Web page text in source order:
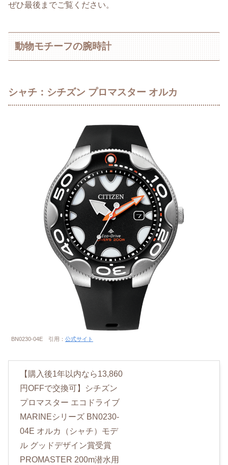
ぜひ最後までご覧ください。
動物モチーフの腕時計
シャチ：シチズン プロマスター オルカ
BN0230-04E 引用： 公式サイト
【購入後1年以内なら13,860
円OFFで交換可】シチズン
プロマスター エコドライブ
MARINEシリーズ BN0230-
04E オルカ（シャチ）モデ
ル グッドデザイン賞受賞
PROMASTER 200m潜水用